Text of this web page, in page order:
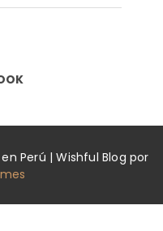
Perú | Wishful Blog por